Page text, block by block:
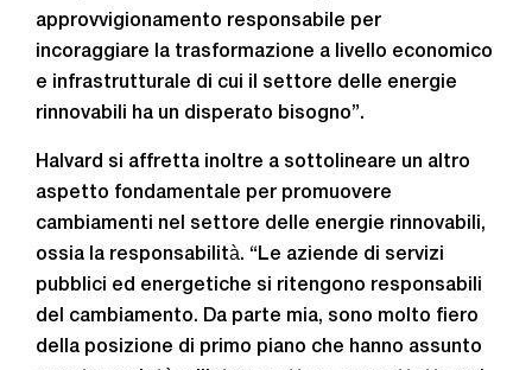
approvvigionamento responsabile per
incoraggiare la trasformazione a livello economico
e infrastrutturale di cui il settore delle energie
rinnovabili ha un disperato bisogno”.
Halvard si affretta inoltre a sottolineare un altro
aspetto fondamentale per promuovere
cambiamenti nel settore delle energie rinnovabili,
ossia la responsabilità. “Le aziende di servizi
pubblici ed energetiche si ritengono responsabili
del cambiamento. Da parte mia, sono molto fiero
della posizione di primo piano che hanno assunto